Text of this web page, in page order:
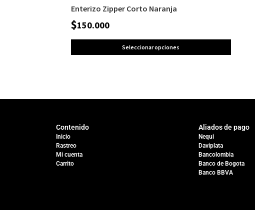
Enterizo Zipper Corto Naranja
$150.000
Seleccionar opciones
Contenido
Inicio
Rastreo
Mi cuenta
Carrito
Aliados de pago
Nequi
Daviplata
Bancolombia
Banco de Bogota
Banco BBVA